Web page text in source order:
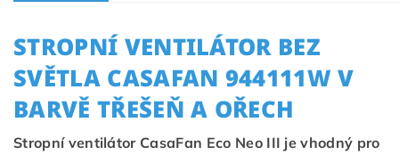
STROPNÍ VENTILÁTOR BEZ
SVĚTLA CASAFAN 944111WV
BARVĚ TŘEŠEŇ A OŘECH
Stropní ventilátor CasaFan Eco Neo III je vhodný pro